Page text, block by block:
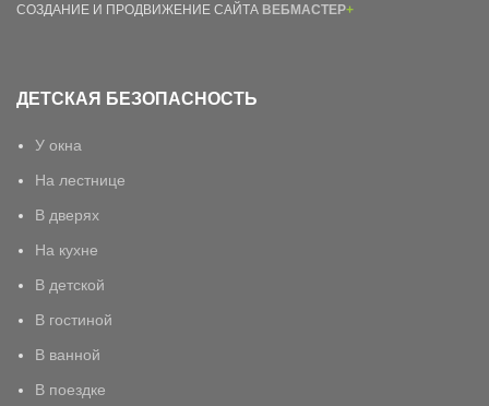
СОЗДАНИЕ И ПРОДВИЖЕНИЕ САЙТА ВЕБМАСТЕР+
ДЕТСКАЯ БЕЗОПАСНОСТЬ
У окна
На лестнице
В дверях
На кухне
В детской
В гостиной
В ванной
В поездке